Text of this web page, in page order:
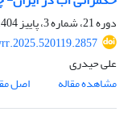
دوره 21، شماره 3، پاییز 1404، صفحه
علی حیدری
مشاهده مقاله
اصل